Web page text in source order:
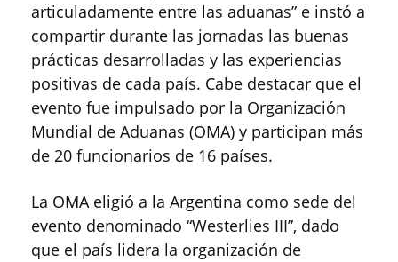
articuladamente entre las aduanas” e instó a
compartir durante las jornadas las buenas
prácticas desarrolladas y las experiencias
positivas de cada país. Cabe destacar que el
evento fue impulsado por la Organización
Mundial de Aduanas (OMA) y participan más
de 20 funcionarios de 16 países.
La OMA eligió a la Argentina como sede del
evento denominado “Westerlies III”, dado
que el país lidera la organización de